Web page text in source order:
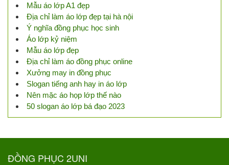
Mẫu áo lớp A1 đẹp
Địa chỉ làm áo lớp đẹp tại hà nội
Ý nghĩa đồng phục học sinh
Áo lớp kỷ niệm
Mẫu áo lớp đẹp
Địa chỉ làm áo đồng phục online
Xưởng may in đồng phục
Slogan tiếng anh hay in áo lớp
Nên mặc áo họp lớp thế nào
50 slogan áo lớp bá đạo 2023
ĐỒNG PHỤC 2UNI